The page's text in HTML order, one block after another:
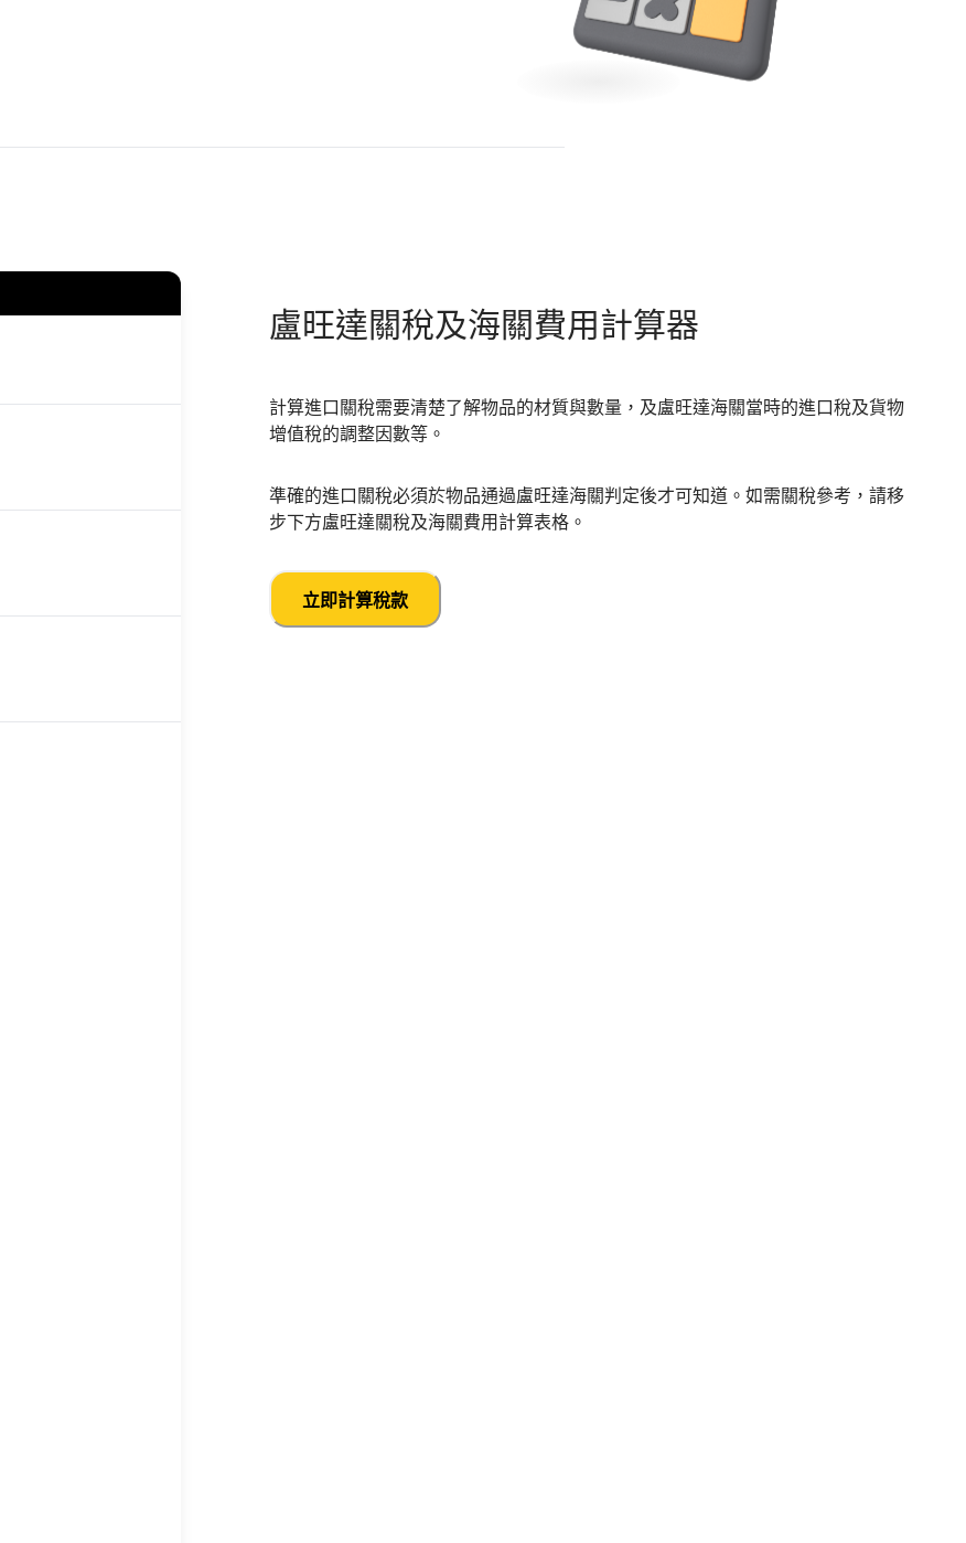
盧旺達關稅及海關費用計算器
計算進口關稅需要清楚了解物品的材質與數量，及盧旺達海關當時的進口稅及貨物
增值稅的調整因數等。
準確的進口關稅必須於物品通過盧旺達海關判定後才可知道。如需關稅參考，請移
步下方盧旺達關稅及海關費用計算表格。
立即計算稅款